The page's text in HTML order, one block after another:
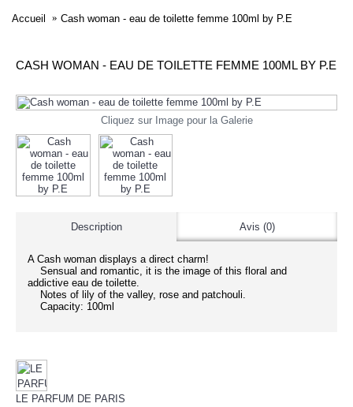
Accueil Cash woman - eau de toilette femme 100ml by P.E
CASH WOMAN - EAU DE TOILETTE FEMME 100ML BY P.E
Cliquez sur Image pour la Galerie
Description Avis (0)
A Cash woman displays a direct charm!
Sensual and romantic, it is the image of this floral and
addictive eau de toilette.
Notes of lily of the valley, rose and patchouli.
Capacity: 100ml
LE PARFUM DE PARIS